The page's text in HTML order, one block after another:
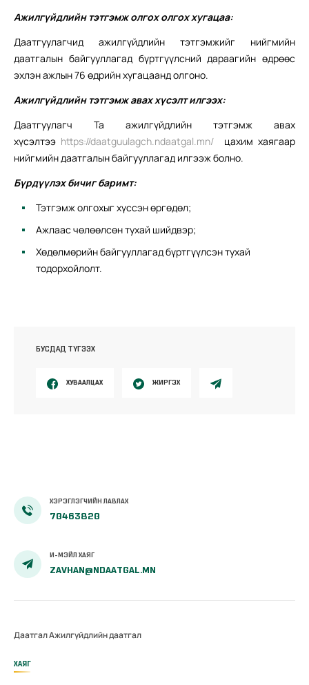
Ажилгүйдлийн тэтгэмж олгох олгох хугацаа:
Даатгуулагчид ажилгүйдлийн тэтгэмжийг нийгмийн
даатгалын байгууллагад бүртгүүлсний дараагийн өдрөөс
эхлэн ажлын 76 өдрийн хугацаанд олгоно.
Ажилгүйдлийн тэтгэмж авах хүсэлт илгээх:
Даатгуулагч Та ажилгүйдлийн тэтгэмж авах
хүсэлтээ https://daatguulagch.ndaatgal.mn/ цахим хаягаар
нийгмийн даатгалын байгууллагад илгээж болно.
Бүрдүүлэх бичиг баримт:
Тэтгэмж олгохыг хүссэн өргөдөл;
Ажлаас чөлөөлсөн тухай шийдвэр;
Хөдөлмөрийн байгууллагад бүртгүүлсэн тухай
тодорхойлолт.
БУСДАД ТҮГЭЭХ
ХУВААЛЦАХ ЖИРГЭХ
ХЭРЭГЛЭГЧИЙН ЛАВЛАХ
70463820
И-МЭЙЛ ХАЯГ
ZAVHAN@NDAATGAL.MN
ДаатгалАжилгүйдлийн даатгал
ХАЯГ